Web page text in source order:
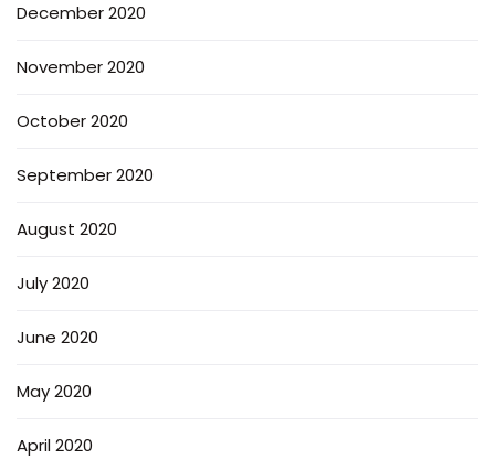
December 2020
November 2020
October 2020
September 2020
August 2020
July 2020
June 2020
May 2020
April 2020